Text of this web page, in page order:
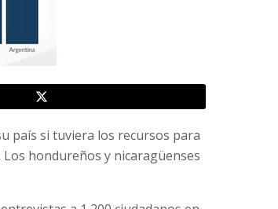
país si tuviera los recursos para
hondureños y nicaragüenses